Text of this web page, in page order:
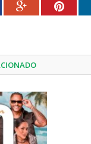
Google+